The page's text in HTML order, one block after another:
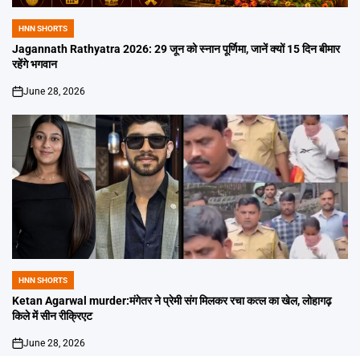
POSTED
IN
HNN SHORTS
Jagannath Rathyatra 2026: 29 जून को स्नान पूर्णिमा, जानें क्यों 15 दिन बीमार
रहेंगे भगवान
on
June 28, 2026
POSTED
IN
HNN SHORTS
Ketan Agarwal murder:मंगेतर ने प्रेमी संग मिलकर रचा कत्ल का खेल, लोहागढ़
किले में सीन रीक्रिएट
on
June 28, 2026